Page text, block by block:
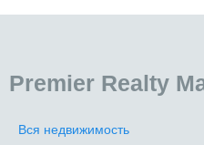
Premier Realty
Вся недвижимость